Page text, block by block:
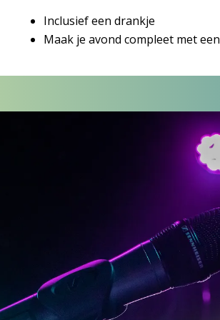
Inclusief een drankje
Maak je avond compleet met een